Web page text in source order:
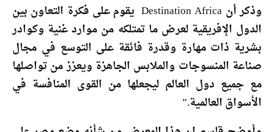
وذكر أن Destination Africa يقوم على فكرة التعاون بين
الدول الإفريقية لعرض ما تمتلكه من موارد غنية وكوادر
بشرية ذات مهارة وقدرة فائقة على التوسع في مجال
صناعة المنسوجات والملابس الجاهزة ويعزز من تواصلها
مع جميع دول العالم ليجعلها من القوى المنافسة في
الأسواق العالمية.”